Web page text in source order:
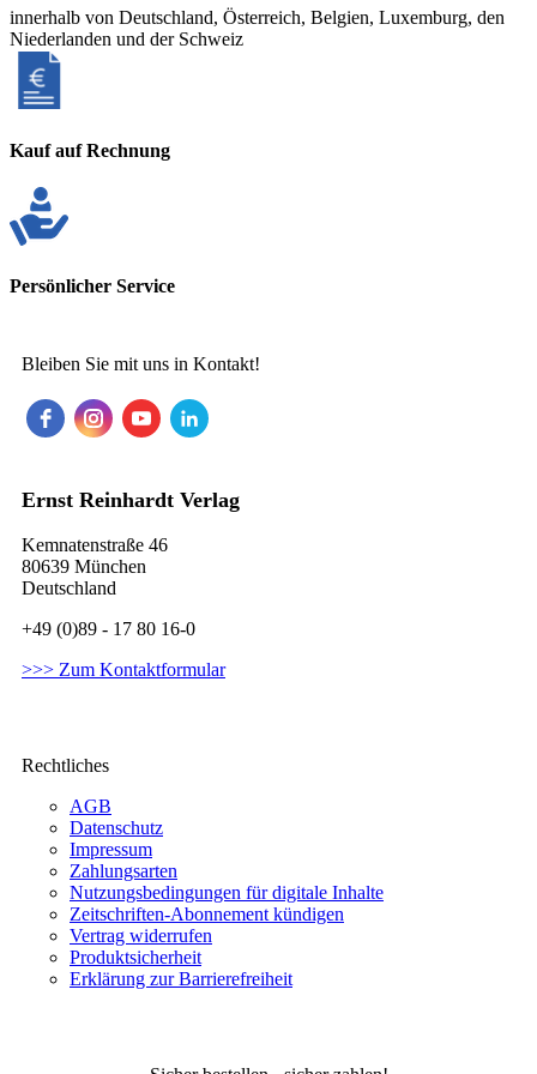
innerhalb von Deutschland, Österreich, Belgien, Luxemburg, den
Niederlanden und der Schweiz
Kauf auf Rechnung
Persönlicher Service
Bleiben Sie mit uns in Kontakt!
Ernst Reinhardt Verlag
Kemnatenstraße 46
80639 München
Deutschland
+49 (0)89 - 17 80 16-0
>>> Zum Kontaktformular
Rechtliches
AGB
Datenschutz
Impressum
Zahlungsarten
Nutzungsbedingungen für digitale Inhalte
Zeitschriften-Abonnement kündigen
Vertrag widerrufen
Produktsicherheit
Erklärung zur Barrierefreiheit